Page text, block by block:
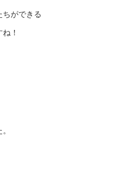
ができる
！